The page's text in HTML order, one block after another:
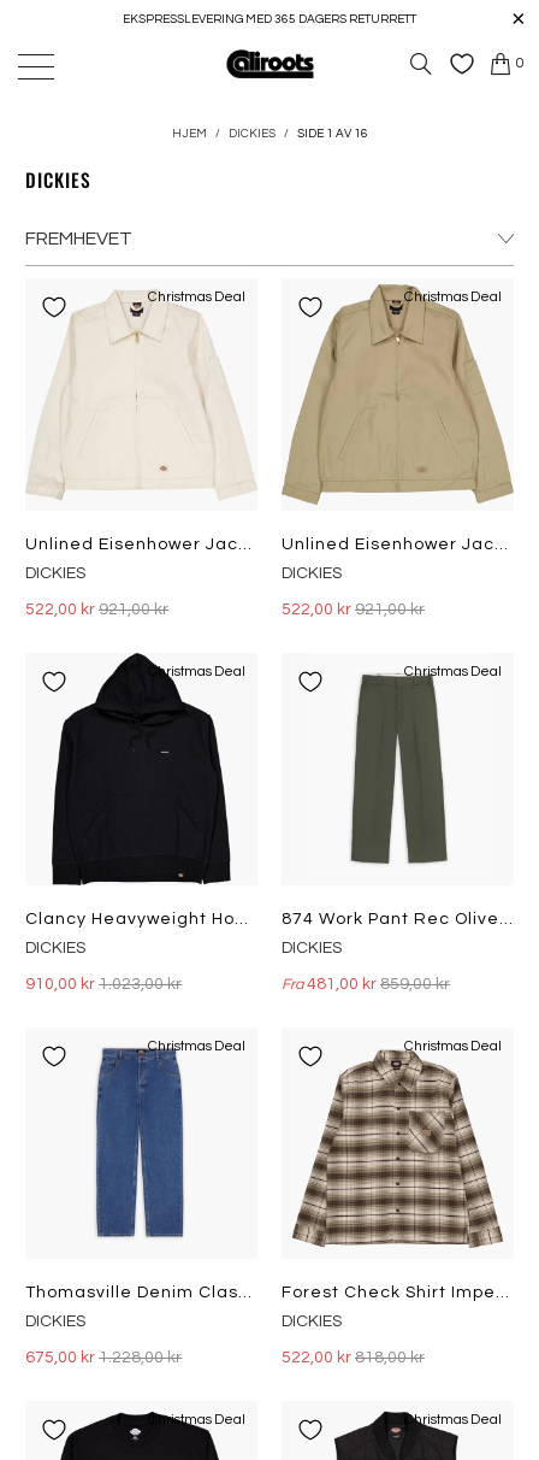
EKSPRESSLEVERING MED 365 DAGERS RETURRETT
0
HJEM / DICKIES / SIDE 1 AV 16
DICKIES
Christmas Deal
DICKIES
522,00 kr921,00 kr
Christmas Deal
DICKIES
522,00 kr 921,00 kr
Christmas Deal
DICKIES
910,00 kr1.023,00 kr
Christmas Deal
DICKIES
Fra 481,00 kr 859,00 kr
Christmas Deal
Thomasville Denim Classic Blue
DICKIES
675,00 kr1.228,00 kr
Christmas Deal
Forest Check Shirt Imperial Gr Imperial Green
DICKIES
522,00 kr 818,00 kr
Christmas Deal Christmas Deal